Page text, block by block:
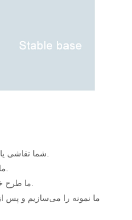
1. شما نقاشی یا نمونه را برای ما ارسال می‌کنید.
2. ما ارزیابی پروژه را انجام می‌دهیم.
3. ما طرح خود را برای تأیید به شما می‌دهیم.